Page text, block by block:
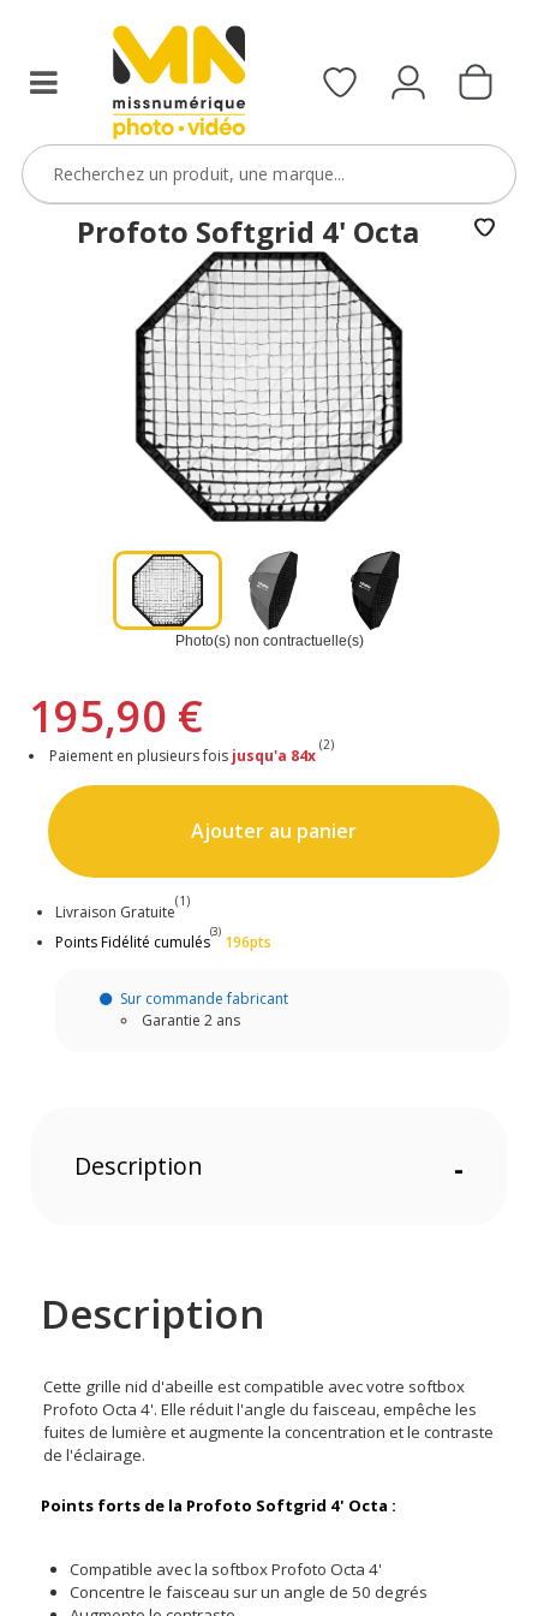
Profoto Softgrid 4' Octa
Photo(s) non contractuelle(s)
195,90 €
Paiement en plusieurs fois jusqu'a 84x
(2)
Ajouter au panier
Livraison Gratuite
(1)
Points Fidélité cumulés
(3)
196pts
Sur commande fabricant
Garantie 2 ans
Description -
Description
Cette grille nid d'abeille est compatible avec votre softbox
Profoto Octa 4'. Elle réduit l'angle du faisceau, empêche les
fuites de lumière et augmente la concentration et le contraste
de l'éclairage.
Points forts de la Profoto Softgrid 4' Octa :
Compatible avec la softbox Profoto Octa 4'
Concentre le faisceau sur un angle de 50 degrés